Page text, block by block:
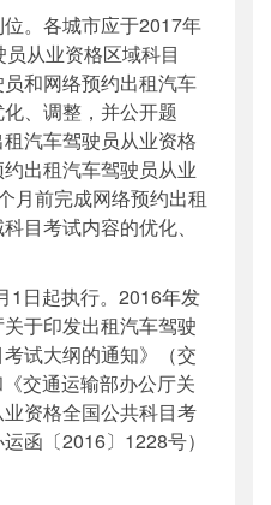
。各城市应于2017年
从业资格区域科目
员和网络预约出租汽车
、调整，并公开题
汽车驾驶员从业资格
出租汽车驾驶员从业
月前完成网络预约出租
目考试内容的优化、
日起执行。2016年发
于印发出租汽车驾驶
试大纲的通知》（交
交通运输部办公厅关
资格全国公共科目考
函〔2016〕1228号）